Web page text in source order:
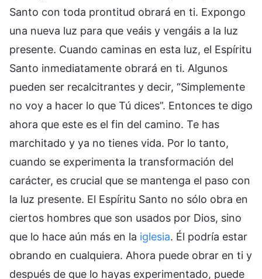
Santo con toda prontitud obrará en ti. Expongo
una nueva luz para que veáis y vengáis a la luz
presente. Cuando caminas en esta luz, el Espíritu
Santo inmediatamente obrará en ti. Algunos
pueden ser recalcitrantes y decir, “Simplemente
no voy a hacer lo que Tú dices”. Entonces te digo
ahora que este es el fin del camino. Te has
marchitado y ya no tienes vida. Por lo tanto,
cuando se experimenta la transformación del
carácter, es crucial que se mantenga el paso con
la luz presente. El Espíritu Santo no sólo obra en
ciertos hombres que son usados por Dios, sino
que lo hace aún más en la iglesia. Él podría estar
obrando en cualquiera. Ahora puede obrar en ti y
después de que lo hayas experimentado, puede